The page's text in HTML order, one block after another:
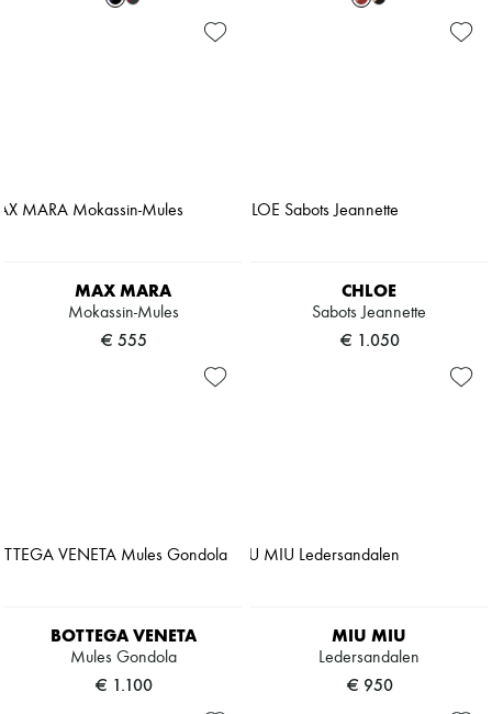
MAX MARA
Mokassin-Mules
€ 555
CHLOE
Sabots Jeannette
€ 1.050
BOTTEGA VENETA
Mules Gondola
€ 1.100
MIU MIU
Ledersandalen
€ 950